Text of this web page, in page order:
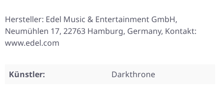
Hersteller: Edel Music & Entertainment GmbH,
Neumühlen 17, 22763 Hamburg, Germany, Kontakt:
www.edel.com
Künstler:
Darkthrone